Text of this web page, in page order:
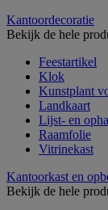
Kantoordecoratie
Bekijk de hele
Feestartikel
Klok
Kunstplant
Landkaart
Lijst- en
Raamfolie
Vitrinekast
Kantoorkast en
Bekijk de hele